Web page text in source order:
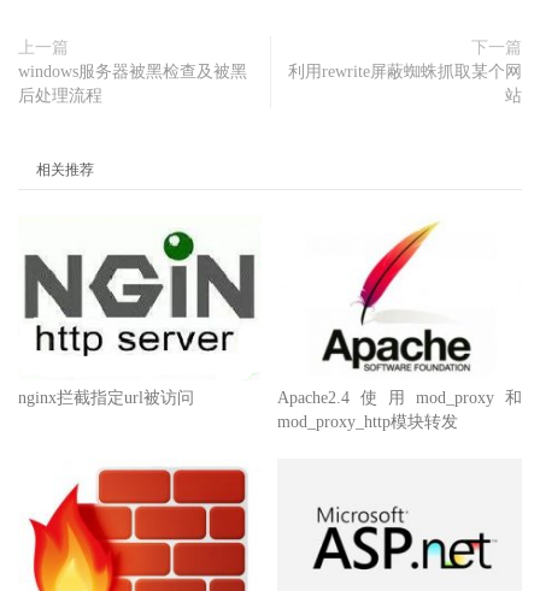
上一篇
windows服务器被黑检查及被黑
后处理流程
下一篇
利用rewrite屏蔽蜘蛛抓取某个网
站
相关推荐
nginx拦截指定url被访问
Apache2.4使用mod_proxy和
mod_proxy_http模块转发